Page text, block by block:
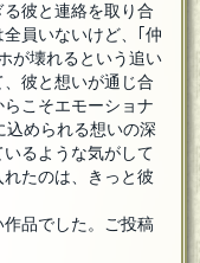
彼と連絡を取り合
員いないけど、｢仲
が壊れるという追い
彼と想いが通じ合
こそエモーショナ
込められる想いの深
るような気がして
たのは、きっと彼
品でした。ご投稿